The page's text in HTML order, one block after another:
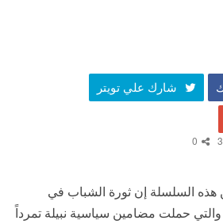
شارك علي تويتر
0
هذه السلسلة إن ثورة الشباب في
حملت مضامين سياسية نبيلة تمرداً